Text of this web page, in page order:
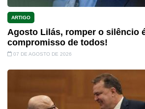
ARTIGO
Agosto Lilás, romper o silêncio
compromisso de todos!
07 DE AGOSTO DE 2026